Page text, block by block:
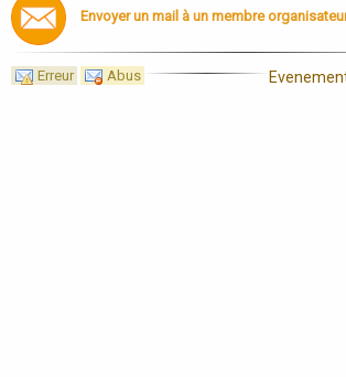
Envoyer un mail à un membre
Erreur Abus